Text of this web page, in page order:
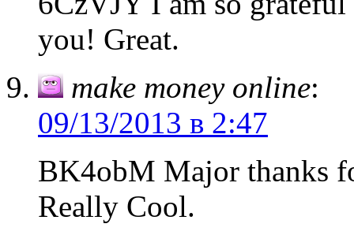
you! Great.
make money online:
09/13/2013 в 2:47
BK4obM Major thanks
Really Cool.